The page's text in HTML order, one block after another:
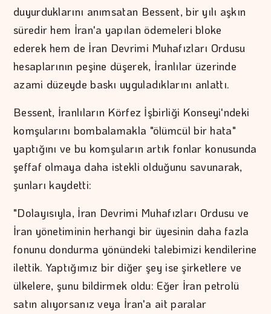
duyurduklarını anımsatan Bessent, bir yılı aşkın
süredir hem İran'a yapılan ödemeleri bloke
ederek hem de İran Devrimi Muhafızları Ordusu
hesaplarının peşine düşerek, İranlılar üzerinde
azami düzeyde baskı uyguladıklarını anlattı.
Bessent, İranlıların Körfez İşbirliği Konseyi'ndeki
komşularını bombalamakla "ölümcül bir hata"
yaptığını ve bu komşuların artık fonlar konusunda
şeffaf olmaya daha istekli olduğunu savunarak,
şunları kaydetti:
"Dolayısıyla, İran Devrimi Muhafızları Ordusu ve
İran yönetiminin herhangi bir üyesinin daha fazla
fonunu dondurma yönündeki talebimizi kendilerine
ilettik. Yaptığımız bir diğer şey ise şirketlere ve
ülkelere, şunu bildirmek oldu: Eğer İran petrolü
satın alıyorsanız veya İran'a ait paralar